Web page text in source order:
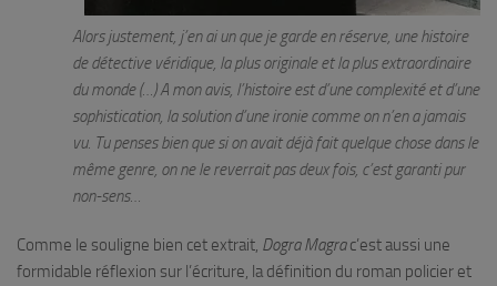
Alors justement, j’en ai un que je garde en réserve, une histoire
de détective véridique, la plus originale et la plus extraordinaire
du monde (…) A mon avis, l’histoire est d’une complexité et d’une
sophistication, la solution d’une ironie comme on n’en a jamais
vu. Tu penses bien que si on avait déjà fait quelque chose dans le
même genre, on ne le reverrait pas deux fois, c’est garanti pur
non-sens…
Comme le souligne bien cet extrait, Dogra Magrac’est aussi une
formidable réflexion sur l’écriture, la définition du roman policier et